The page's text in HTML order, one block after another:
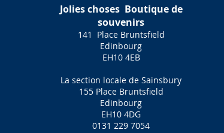
Jolies choses Boutique de
souvenirs
141
Place Bruntsfield
Edinbourg
EH10 4EB
La section locale de Sainsbury
155 Place Bruntsfield
Edinbourg
EH10 4DG
0131 229 7054